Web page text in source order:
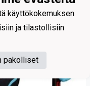
käyttökokemuksen
ja tilastollisiin
pakolliset